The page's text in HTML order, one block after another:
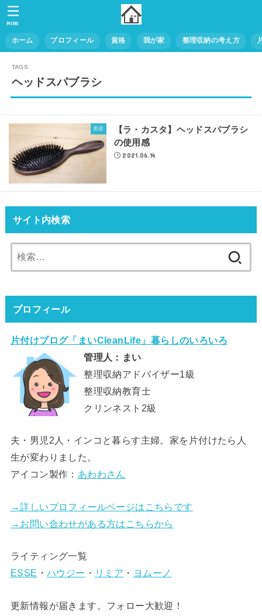
ホーム プロフィール 資格 我が家 整理収納の考え方
MENU
ヘッドスパブラシ
美容
【ラ・カスタ】ヘッドスパブラシ
の使用感
2021.06.14
サイト内検索
索:
プロフィール
片付けブログ「まいCleanLife」暮らしのいろいろ
管理人：まい
整理収納アドバイザー1級
整理収納教育士
クリンネスト2級
夫・男児2人・インコと暮らす主婦。家を片付けたら人
生が変わりました。
アイコン製作： あわわさん
→詳しいプロフィールページはこちらです
→お問い合わせがある方はこちらから
ライティング一覧
ESSE ・ ハウジー ・ リミア ・ ヨムーノ
更新情報が届きます。フォロー大歓迎！